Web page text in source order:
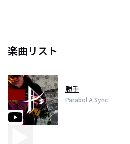
楽曲リスト
勝手
Parabol A Sync